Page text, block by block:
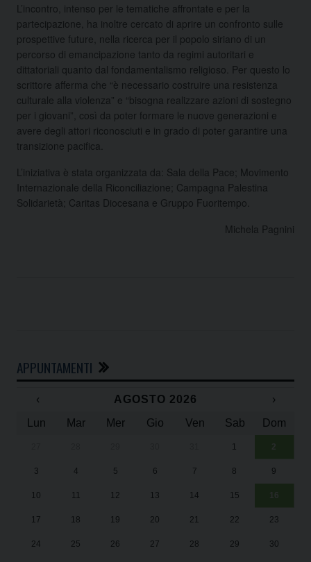
L’incontro, intenso per le tematiche affrontate e per la
partecipazione, ha inoltre cercato di aprire un confronto sulle
prospettive future, nella ricerca per il popolo siriano di un
percorso di emancipazione tanto da regimi autoritari e
dittatoriali quanto dal fondamentalismo religioso. Per questo lo
scrittore afferma che “è necessario costruire una resistenza
culturale alla violenza” e “bisogna realizzare azioni di sostegno
per i giovani”, così da poter formare le nuove generazioni e
avere degli attori riconosciuti e in grado di poter garantire una
transizione pacifica.
L’iniziativa è stata organizzata da: Sala della Pace; Movimento
Internazionale della Riconciliazione; Campagna Palestina
Solidarietà; Caritas Diocesana e Gruppo Fuoritempo.
Michela Pagnini
APPUNTAMENTI
‹ AGOSTO 2026
›
Lun
Mar Mer Gio Ven Sab Dom
1 2
3 4 5 6 7 8 9
10 11 12 13 14 15 16
17 18 19 20 21 22 23
24 25 26 27 28 29 30